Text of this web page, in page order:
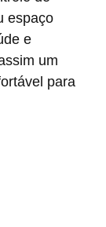
espaço
e
um
para